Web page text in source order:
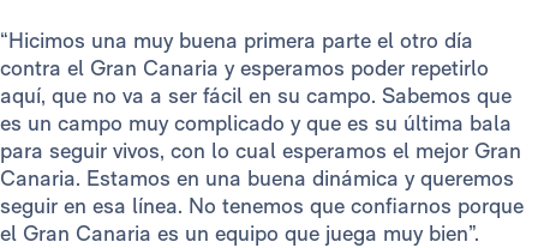
“Hicimos una muy buena primera parte el otro día
contra el Gran Canaria y esperamos poder repetirlo
aquí, que no va a ser fácil en su campo. Sabemos que
es un campo muy complicado y que es su última bala
para seguir vivos, con lo cual esperamos el mejor Gran
Canaria. Estamos en una buena dinámica y queremos
seguir en esa línea. No tenemos que confiarnos porque
el Gran Canaria es un equipo que juega muy bien”.